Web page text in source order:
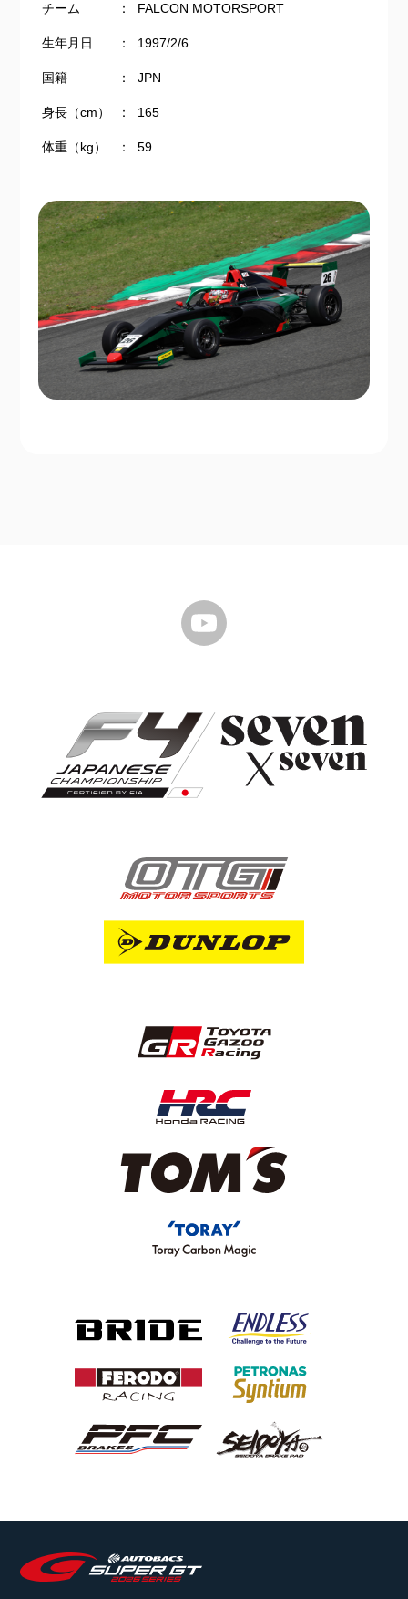
チーム ： FALCON MOTORSPORT
生年月日 ： 1997/2/6
国籍 ： JPN
身長（cm） ： 165
体重（kg） ： 59